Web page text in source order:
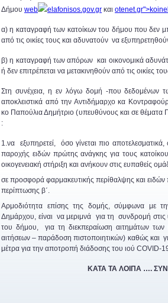
Δήμου web elafonisos.gov.gr και
α) η καταγραφή των κατοίκων του δήμου που δεν
από τις οικίες τους και αδυνατούν να
β) η καταγραφή των απόρων και οικονομικά
ή δεν επιτρέπεται να μετακινηθούν από τις οικίες
Στη συνέχεια, η εν λόγω δομή -που δεδομένων
αποκλειστικά από την Αντιδήμαρχο κα
κο Παπούλια Δημήτριο (υπευθύνους και σε θέματα
:
1.να εξυπηρετεί, όσο γίνεται πιο
παροχής ειδών πρώτης ανάγκης για τους
οικογενειακή στήριξη και ανήκουν στις ευπαθείς
σε προσφορά φαρμακευτικής περίθαλψης και
περίπτωσης β΄.
Αρμοδιότητα επίσης της δομής, σύμφωνα με
Δημάρχου, είναι να μεριμνά για τη συνδρομή στις
του δήμου, για τη διεκπεραίωση αιτημάτων
αιτήσεων – παράδοση πιστοποιητικών) καθώς και
μέτρα για την αποτροπή διάδοσης του ιού COVID-
ΚΑΤΑ ΤΑ ΛΟΙΠΑ ….